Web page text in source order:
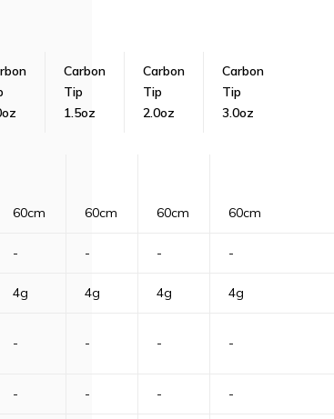
Carbon
Tip
1.5oz
Carbon
Tip
2.0oz
Carbon
Tip
3.0oz
60cm 60cm 60cm 60cm
- - - -
4g 4g 4g 4g
- - - -
- - - -